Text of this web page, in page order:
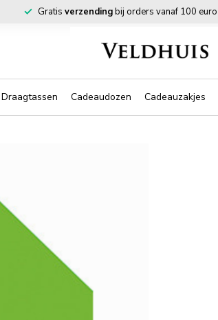
Gratis verzendingbij orders vanaf 100 euro
Draagtassen Cadeaudozen Cadeauzakjes